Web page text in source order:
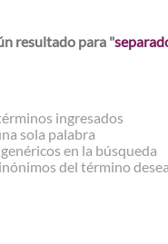
resultado para "
ingresados
sola palabra
en la búsqueda
del término